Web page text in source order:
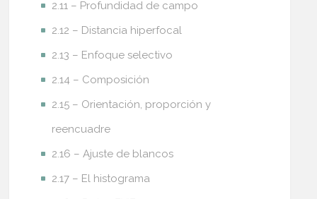
2.11 – Profundidad de campo
2.12 – Distancia hiperfocal
2.13 – Enfoque selectivo
2.14 – Composición
2.15 – Orientación, proporción y
reencuadre
2.16 – Ajuste de blancos
2.17 – El histograma